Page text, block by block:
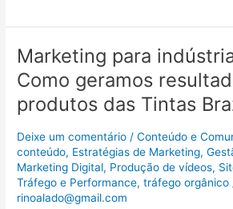
Marketing para
Como geramos
produtos das Tintas
Deixe um comentário /Conteúdo e
conteúdo, Estratégias de Marketing,
Marketing Digital, Produção de vídeos,
Tráfego e Performance,tráfego orgânico
rinoalado@gmail.com
Marketing
para
indústria
química
Como
geramos
resultados
para